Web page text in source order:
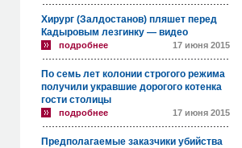
Хирург (Залдостанов) пляшет перед
Кадыровым лезгинку — видео
подробнее 17 июня 2015
По семь лет колонии строгого режима
получили укравшие дорогого котенка
гости столицы
подробнее 17 июня 2015
Предполагаемые заказчики убийства